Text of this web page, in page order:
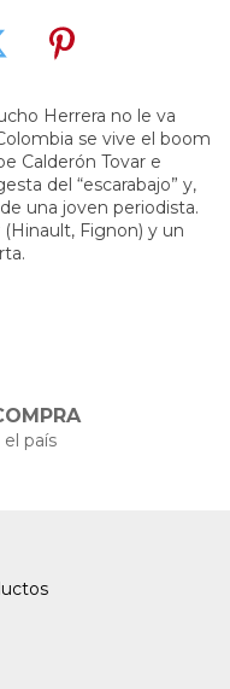
Herrera no le va
se vive el boom
Calderón Tovar e
del “escarabajo” y,
una joven periodista.
Fignon) y un
país